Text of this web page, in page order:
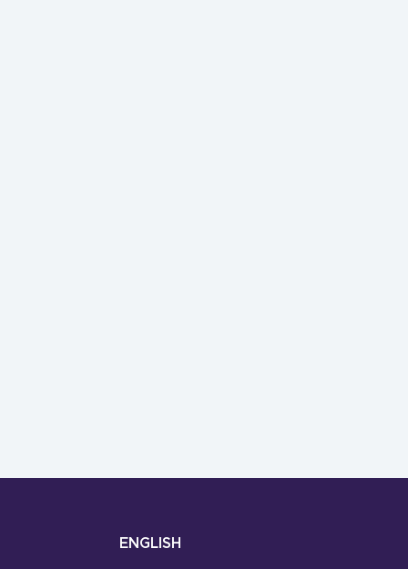
ENGLISH